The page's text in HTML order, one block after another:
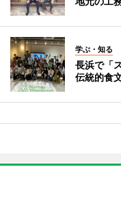
学ぶ・知る
長浜で「
伝統的食